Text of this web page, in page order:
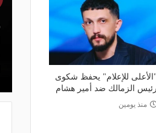
"الأعلى للإعلام" يحفظ شكوى
رئيس الزمالك ضد أمير هشام
منذ يومين
الخلود: صلاح انتقل للدوري
الدوري السعودي ليس مكانًا
التقاعد